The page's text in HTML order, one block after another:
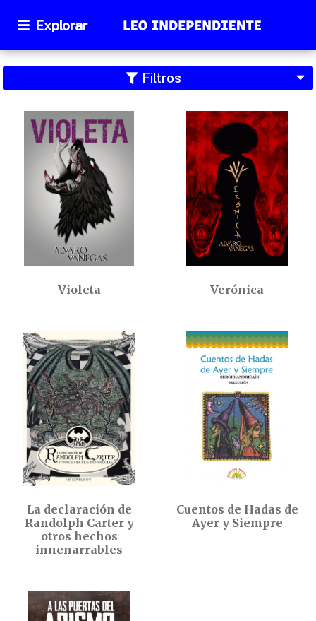
Explorar
Filtros
Violeta Verónica
La declaración de
Randolph Carter y
otros hechos
innenarrables
Cuentos de Hadas de
Ayer y Siempre